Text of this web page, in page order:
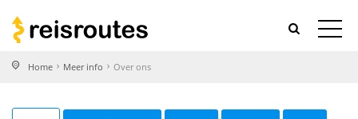
Home Meer info Over ons